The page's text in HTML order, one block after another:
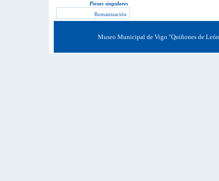
Piezas singulares
Romanización
Museo Municipal de Vigo "Quiñones de